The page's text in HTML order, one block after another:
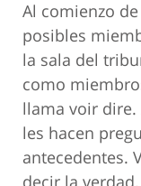
Al comienzo
posibles
la sala del
como
llama voir
les hacen
antecedentes.
decir la